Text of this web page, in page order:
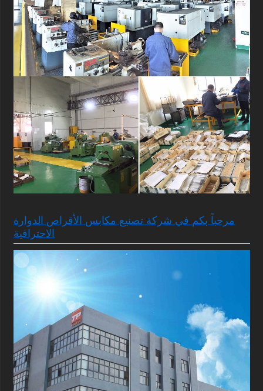
مرحباً بكم في شركة تصنيع مكابس الأقراص الدوارة
الاحترافية